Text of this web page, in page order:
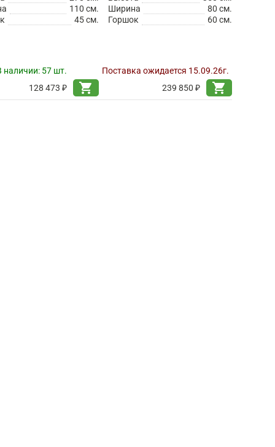
110 см.
45 см.
наличии: 57 шт.
128 473 ₽
shopping_cart
Ширина
80 см.
Горшок
60 см.
Поставка ожидается 15.09.26г.
239 850 ₽
shopping_cart